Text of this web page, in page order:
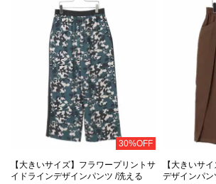
30%OFF
【大きいサイズ】フラワープリントサ
イドラインデザインパンツ /洗える
【大きいサ
デザインパン